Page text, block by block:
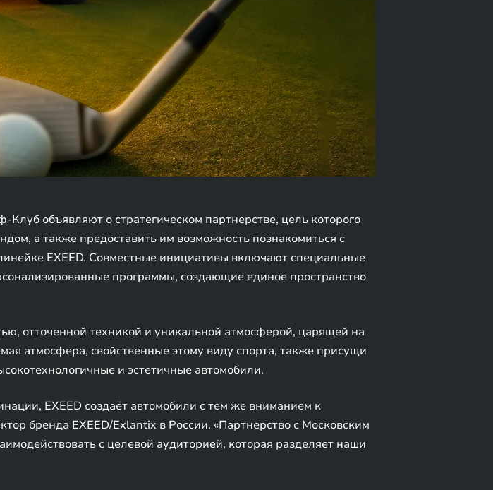
объявляют о стратегическом партнерстве, цель которого
а также предоставить им возможность познакомиться с
EXEED. Совместные инициативы включают специальные
программы, создающие единое пространство
отточенной техникой и уникальной атмосферой, царящей на
атмосфера, свойственные этому виду спорта, также присущи
и эстетичные автомобили.
EXEED создаёт автомобили с тем же вниманием к
бренда EXEED/Exlantix в России. «Партнерство с Московским
с целевой аудиторией, которая разделяет наши